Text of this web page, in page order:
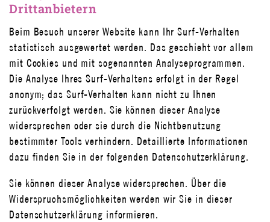
Drittanbietern
Beim Besuch unserer Website kann Ihr Surf-Verhalten
statistisch ausgewertet werden. Das geschieht vor allem
mit Cookies und mit sogenannten Analyseprogrammen.
Die Analyse Ihres Surf-Verhaltens erfolgt in der Regel
anonym; das Surf-Verhalten kann nicht zu Ihnen
zurückverfolgt werden. Sie können dieser Analyse
widersprechen oder sie durch die Nichtbenutzung
bestimmter Tools verhindern. Detaillierte Informationen
dazu finden Sie in der folgenden Datenschutzerklärung.
Sie können dieser Analyse widersprechen. Über die
Widerspruchsmöglichkeiten werden wir Sie in dieser
Datenschutzerklärung informieren.